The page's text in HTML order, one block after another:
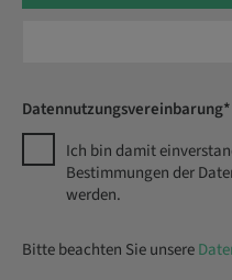
Datennutzungsvereinbarung*
Ich bin damit
Bestimmungen der
werden.
Bitte beachten Sie unsere